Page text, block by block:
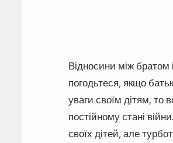
Відносини між братом
погодьтеся, якщо
уваги своїм дітям, то
постійному стані
своїх дітей, але